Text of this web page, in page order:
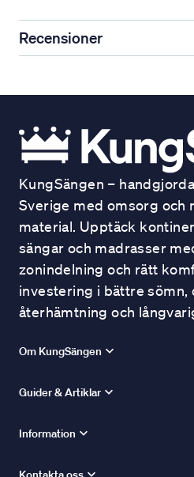
Recensioner
KungSängen –
Sverige med omsorg och
material. Upptäck
sängar och madrasser
zonindelning och rätt
investering i bättre sömn,
återhämtning och
Om KungSängen
Guider & Artiklar
Information